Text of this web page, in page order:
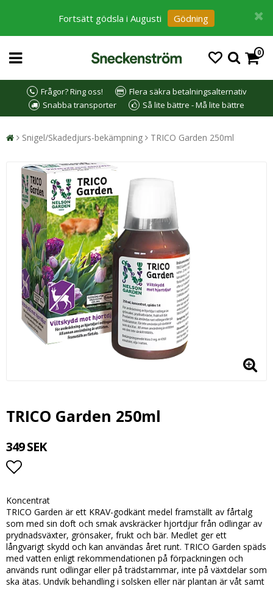
Fortsätt gödsla i Augusti Gödning
0
Frågor? Ring oss!
Flera säkra betalningsalternativ
Snabba transporter
Så lite bättre - Må lite bättre
Snigel/Skadedjurs-bekämpning TRICO Garden 250ml
TRICO Garden 250ml
349 SEK
Koncentrat
TRICO Garden är ett KRAV-godkänt medel framställt av fårtalg
som med sin doft och smak avskräcker hjortdjur från odlingar av
prydnadsväxter, grönsaker, frukt och bär. Medlet ger ett
långvarigt skydd och kan användas året runt. TRICO Garden späds
med vatten enligt rekommendationen på förpackningen och
används runt odlingar eller på trädstammar, inte på växtdelar som
ska ätas. Undvik behandling i solsken eller när plantan är våt samt